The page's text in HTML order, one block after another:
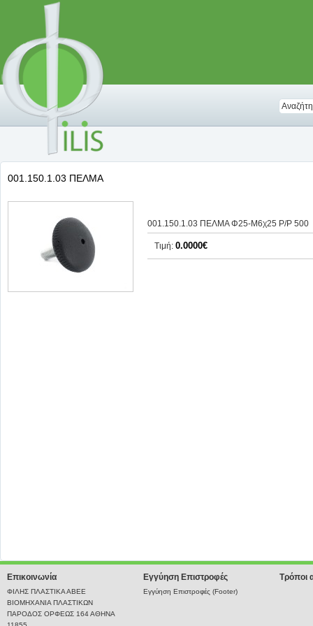
001.150.1.03 ΠΕΛΜΑ
001.150.1.03 ΠΕΛΜΑ Φ25-Μ6χ25 Ρ/Ρ 500
Τιμή: 0.0000€
Επικοινωνία
ΦΙΛΗΣ ΠΛΑΣΤΙΚΑ ΑΒΕΕ
ΒΙΟΜΗΧΑΝΙΑ ΠΛΑΣΤΙΚΩΝ
ΠΑΡΟΔΟΣ ΟΡΦΕΩΣ 164 ΑΘΗΝΑ
Εγγύηση Επιστροφές
Εγγύηση Επιστροφές (Footer)
Τρόποι